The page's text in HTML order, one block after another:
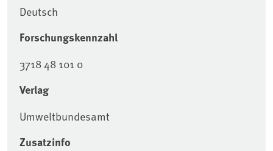
Deutsch
Forschungskennzahl
3718 48 101 0
Verlag
Umweltbundesamt
Zusatzinfo